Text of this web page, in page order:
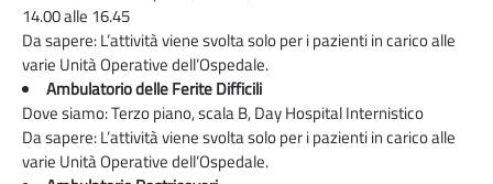
14.00 alle 16.45
Da sapere: L’attività viene svolta solo per i pazienti in carico alle
varie Unità Operative dell’Ospedale.
Ambulatorio delle Ferite Difficili
Dove siamo: Terzo piano, scala B, Day Hospital Internistico
Da sapere: L’attività viene svolta solo per i pazienti in carico alle
varie Unità Operative dell’Ospedale.